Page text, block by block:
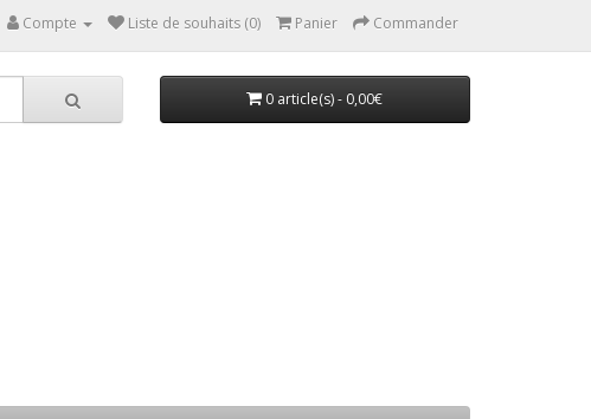
Compte Liste de souhaits (0) Panier Commander
0 article(s) - 0,00€